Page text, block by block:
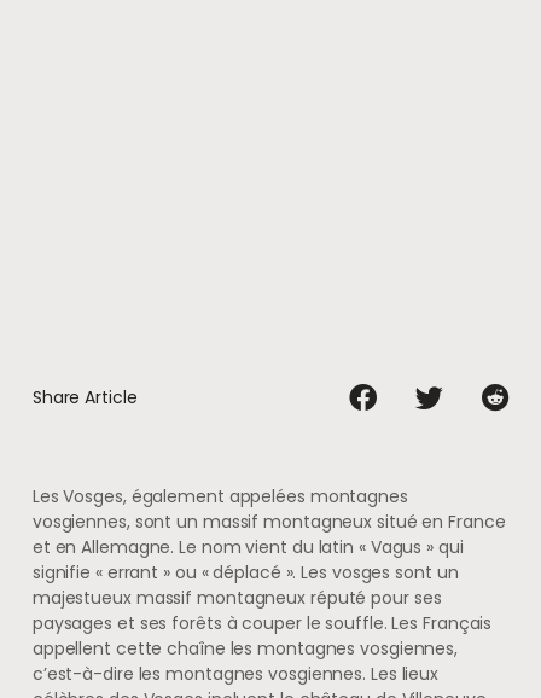
Share Article
Les Vosges, également appelées montagnes
vosgiennes, sont un massif montagneux situé en France
et en Allemagne. Le nom vient du latin « Vagus » qui
signifie « errant » ou « déplacé ». Les vosges sont un
majestueux massif montagneux réputé pour ses
paysages et ses forêts à couper le souffle. Les Français
appellent cette chaîne les montagnes vosgiennes,
c’est-à-dire les montagnes vosgiennes. Les lieux